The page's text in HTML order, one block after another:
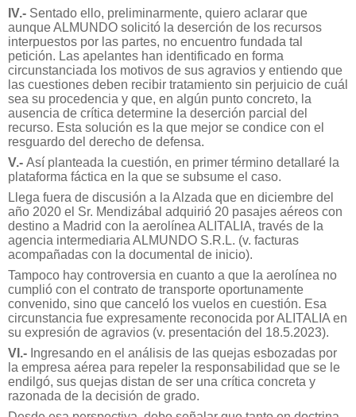
IV.- Sentado ello, preliminarmente, quiero aclarar que
aunque ALMUNDO solicitó la deserción de los recursos
interpuestos por las partes, no encuentro fundada tal
petición. Las apelantes han identificado en forma
circunstanciada los motivos de sus agravios y entiendo que
las cuestiones deben recibir tratamiento sin perjuicio de cuál
sea su procedencia y que, en algún punto concreto, la
ausencia de crítica determine la deserción parcial del
recurso. Esta solución es la que mejor se condice con el
resguardo del derecho de defensa.
V.- Así planteada la cuestión, en primer término detallaré la
plataforma fáctica en la que se subsume el caso.
Llega fuera de discusión a la Alzada que en diciembre del
año 2020 el Sr. Mendizábal adquirió 20 pasajes aéreos con
destino a Madrid con la aerolínea ALITALIA, través de la
agencia intermediaria ALMUNDO S.R.L. (v. facturas
acompañadas con la documental de inicio).
Tampoco hay controversia en cuanto a que la aerolínea no
cumplió con el contrato de transporte oportunamente
convenido, sino que canceló los vuelos en cuestión. Esa
circunstancia fue expresamente reconocida por ALITALIA en
su expresión de agravios (v. presentación del 18.5.2023).
VI.- Ingresando en el análisis de las quejas esbozadas por
la empresa aérea para repeler la responsabilidad que se le
endilgó, sus quejas distan de ser una crítica concreta y
razonada de la decisión de grado.